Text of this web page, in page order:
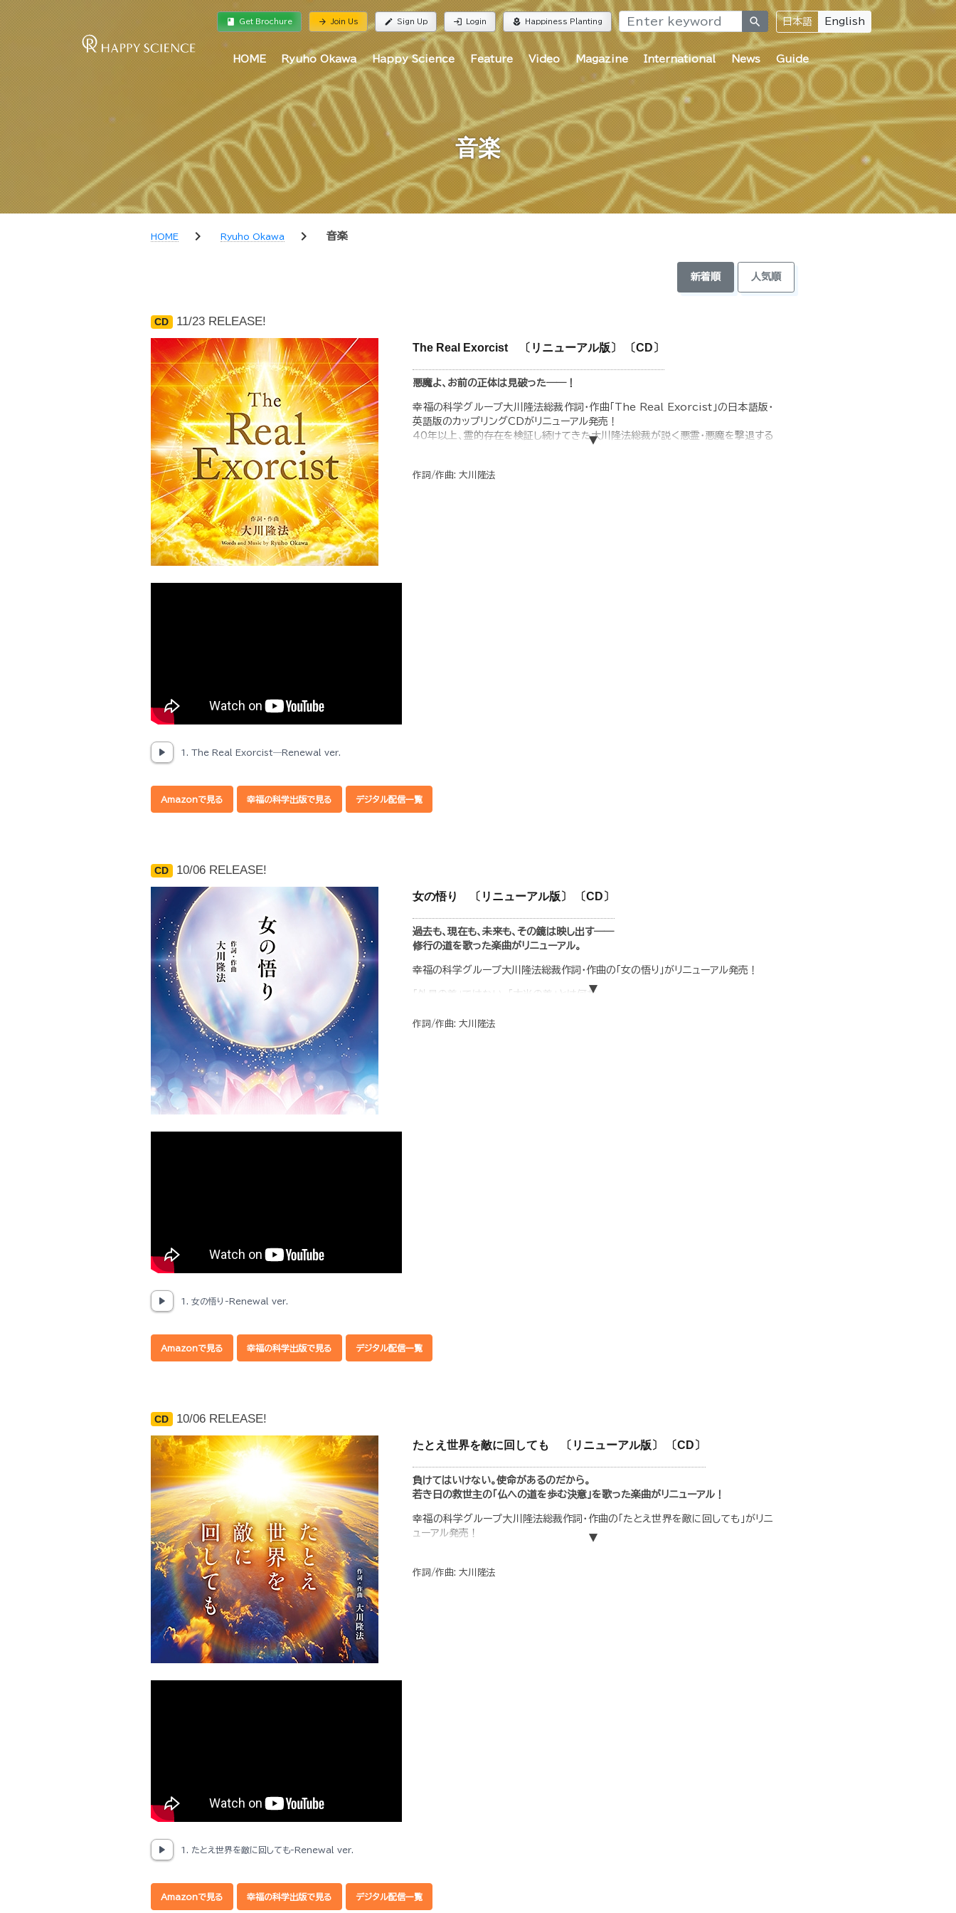
book Get Brochure arrow_forward Join Us edit Sign Up login Login local_florist Happiness Planting search 日本語 English
HOME Ryuho Okawa Happy Science Feature Video Magazine International News Guide
音楽
HOME chevron_right Ryuho Okawa chevron_right 音楽
新着順 人気順
CD 11/23 RELEASE!
1. The Real Exorcist―Renewal ver.
The Real Exorcist 〔リニューアル版〕 〔CD〕
悪魔よ、お前の正体は見破った――！
幸福の科学グループ大川隆法総裁作詞・作曲「The Real Exorcist」の日本語版・
英語版のカップリングCDがリニューアル発売！
40年以上、霊的存在を検証し続けてきた大川隆法総裁が説く悪霊・悪魔を撃退する
◆収録内容
作詞/作曲: 大川隆法
Amazonで見る 幸福の科学出版で見る デジタル配信一覧
CD 10/06 RELEASE!
1. 女の悟り-Renewal ver.
女の悟り 〔リニューアル版〕 〔CD〕
過去も、現在も、未来も、その鏡は映し出す――
修行の道を歌った楽曲がリニューアル。
幸福の科学グループ大川隆法総裁作詞・作曲の「女の悟り」がリニューアル発売！
「外見の美」ではない、「本当の美」とは何か。
容姿や肩書、言葉や振る舞いなど、外から見えるもので自分をごまかす危険性と、
作詞/作曲: 大川隆法
Amazonで見る 幸福の科学出版で見る デジタル配信一覧
CD 10/06 RELEASE!
1. たとえ世界を敵に回しても-Renewal ver.
たとえ世界を敵に回しても 〔リニューアル版〕 〔CD〕
負けてはいけない。使命があるのだから。
若き日の救世主の「仏への道を歩む決意」を歌った楽曲がリニューアル！
幸福の科学グループ大川隆法総裁作詞・作曲の「たとえ世界を敵に回しても」がリニ
ューアル発売！
作詞/作曲: 大川隆法
Amazonで見る 幸福の科学出版で見る デジタル配信一覧